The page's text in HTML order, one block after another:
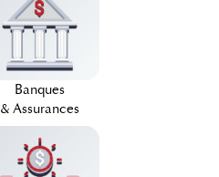
Banques
& Assurances